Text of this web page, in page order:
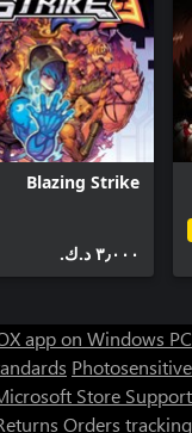
Blazing Strike
٣٫٠٠٠ د.ك.‏
app on Windows PC
Photosensitive
Store Support
Orders tracking